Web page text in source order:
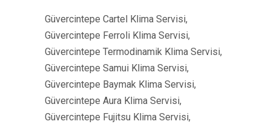
Güvercintepe Cartel Klima Servisi,
Güvercintepe Ferroli Klima Servisi,
Güvercintepe Termodinamik Klima Servisi,
Güvercintepe Samui Klima Servisi,
Güvercintepe Baymak Klima Servisi,
Güvercintepe Aura Klima Servisi,
Güvercintepe Fujitsu Klima Servisi,